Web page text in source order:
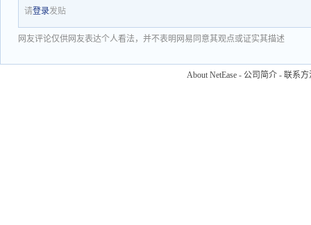
请登录发贴
网友评论仅供网友表达个人看法，并不表明网易同意其观点或证实其描述
About NetEase - 公司简介 - 联系方